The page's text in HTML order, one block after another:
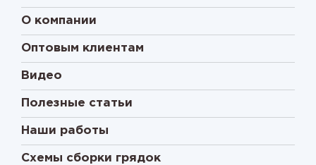
О компании
Оптовым клиентам
Видео
Полезные статьи
Наши работы
Схемы сборки грядок